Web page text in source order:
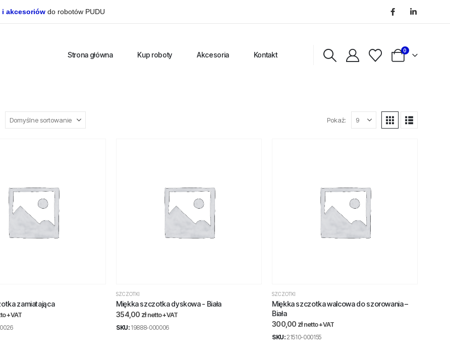
i akcesoriów do robotów PUDU
Strona główna Kup roboty Akcesoria Kontakt
0
Pokaż:
zamiatająca
+VAT
SZCZOTKI
Miękka szczotka dyskowa - Biała
354,00 zł netto +VAT
SKU: 19888-000006
SZCZOTKI
Miękka szczotka walcowa do szorowania –
Biała
300,00 zł netto +VAT
SKU:21510-000155